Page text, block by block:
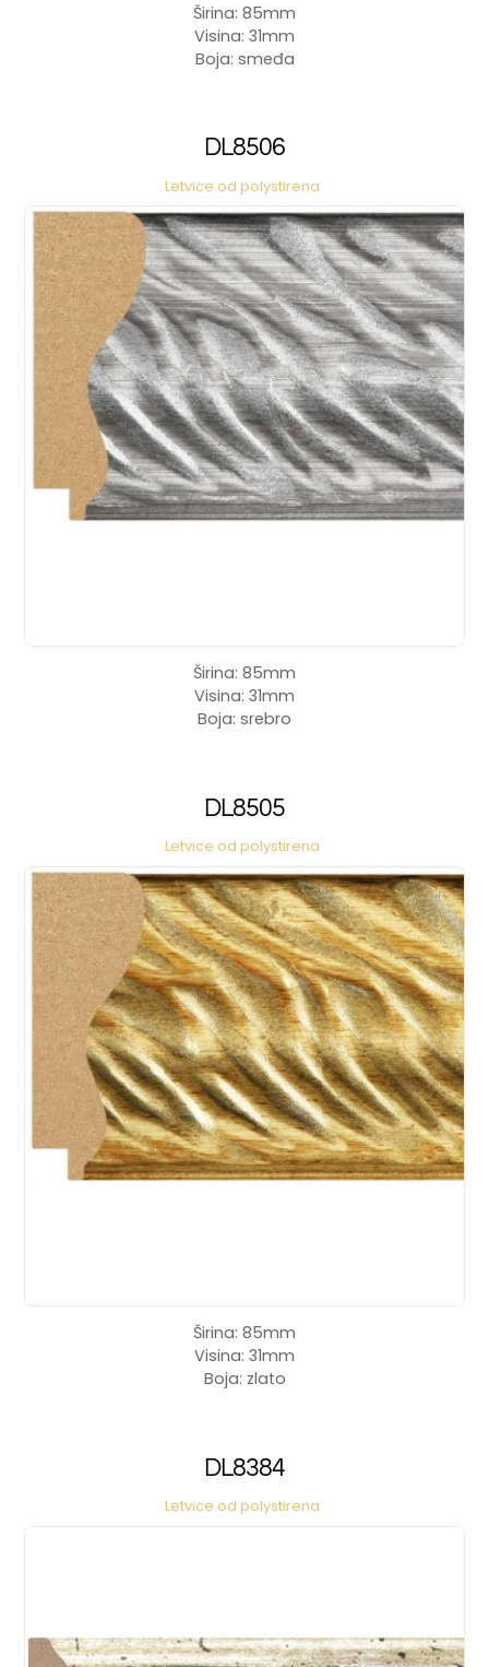
Širina: 85mm
Visina: 31mm
Boja: smeđa
DL8506
Letvice od polystirena
Širina: 85mm
Visina: 31mm
Boja: srebro
DL8505
Letvice od polystirena
Širina: 85mm
Visina: 31mm
Boja: zlato
DL8384
Letvice od polystirena